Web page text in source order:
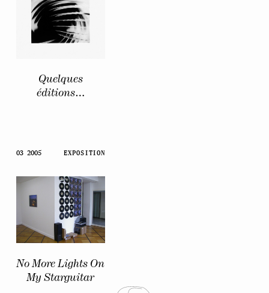
Quelques
éditions…
03 2005 EXPOSITION
No More Lights On
My Starguitar